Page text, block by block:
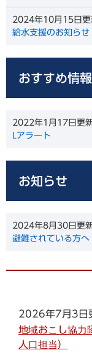
2024年10月15日更
給水支援のお知らせ
おすすめ情報
2022年1月17日更
Lアラート
お知らせ
2024年8月30日更
避難されている方へ
2026年7月3日
地域おこし協力
人口担当）